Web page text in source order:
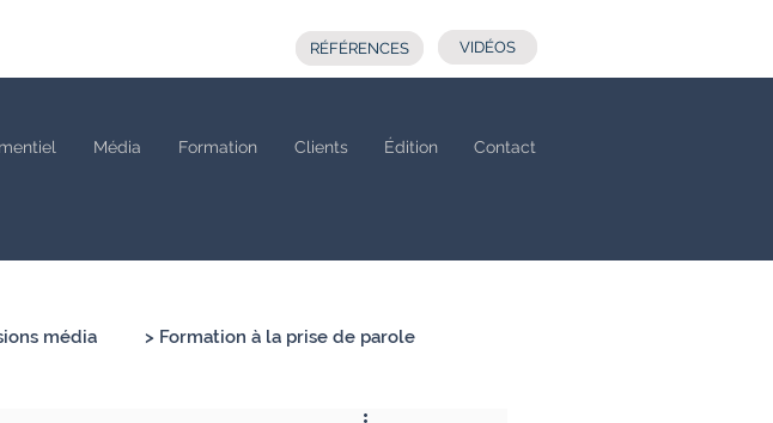
RÉFÉRENCES VIDÉOS
Média Formation Clients Édition Contact
média > Formation à la prise de parole